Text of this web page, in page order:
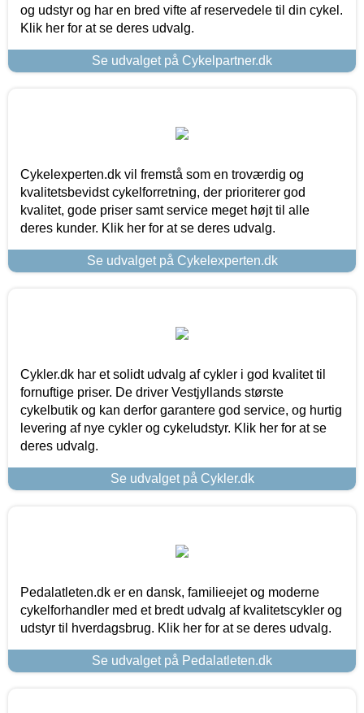
og udstyr og har en bred vifte af reservedele til din cykel.
Klik her for at se deres udvalg.
Se udvalget på Cykelpartner.dk
Cykelexperten.dk vil fremstå som en troværdig og
kvalitetsbevidst cykelforretning, der prioriterer god
kvalitet, gode priser samt service meget højt til alle
deres kunder. Klik her for at se deres udvalg.
Se udvalget på Cykelexperten.dk
Cykler.dk har et solidt udvalg af cykler i god kvalitet til
fornuftige priser. De driver Vestjyllands største
cykelbutik og kan derfor garantere god service, og hurtig
levering af nye cykler og cykeludstyr. Klik her for at se
deres udvalg.
Se udvalget på Cykler.dk
Pedalatleten.dk er en dansk, familieejet og moderne
cykelforhandler med et bredt udvalg af kvalitetscykler og
udstyr til hverdagsbrug. Klik her for at se deres udvalg.
Se udvalget på Pedalatleten.dk